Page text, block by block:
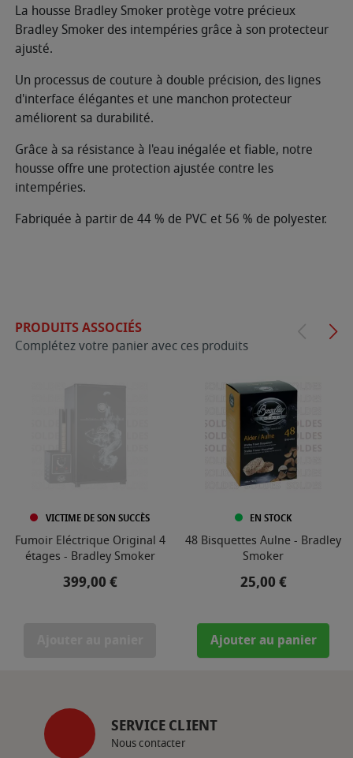
La housse Bradley Smoker protège votre précieux
Bradley Smoker des intempéries grâce à son protecteur
ajusté.
Un processus de couture à double précision, des lignes
d'interface élégantes et une manchon protecteur
améliorent sa durabilité.
Grâce à sa résistance à l'eau inégalée et fiable, notre
housse offre une protection ajustée contre les
intempéries.
Fabriquée à partir de 44 % de PVC et 56 % de polyester.
PRODUITS ASSOCIÉS
Complétez votre panier avec ces produits
VICTIME DE SON SUCCÈS
Fumoir Eléctrique Original 4
étages - Bradley Smoker
Prix
399,00 €
EN STOCK
48 Bisquettes Aulne - Bradley
Smoker
Prix
25,00 €
Ajouter au panier
SERVICE CLIENT
Nous contacter